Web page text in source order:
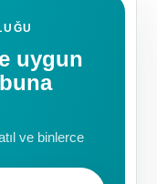
uygun
ve binlerce